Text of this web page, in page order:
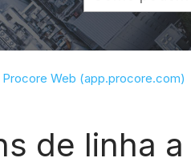
global
Procore Web (app.procore.com)
de linha